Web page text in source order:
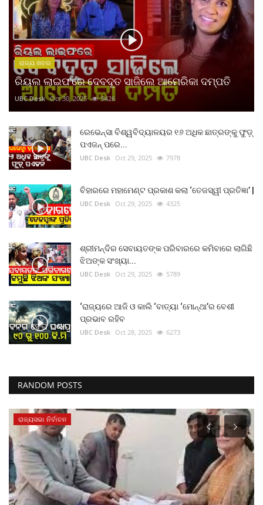
ରାଜ୍ୟ ଖବର
ରିୟଲ ଲାଇଫରେ ଦେବଦୂତ ସାଜିଲେ ଆମେରିକା ଦମ୍ପତି
UBC Desk Oct 30, 2025 9426
ରେଭେନ୍ସା ବିଶ୍ୱବିଦ୍ୟାଳୟର ୧୬ ଅଧିକ ଛାତ୍ରଙ୍କୁ ଫୁଡ଼୍
ପଏଜନ୍ ପରେ...
UBC Desk Oct 29, 2025 7978
ବିହାରରେ ମହାମେଣ୍ଟ ପ୍ରକାଶ କଲା ‘ତେଜସ୍ୱୀ ପ୍ରତିଜ୍ଞା’ |
UBC Desk Oct 29, 2025 4325
ଶ୍ରୀମନ୍ଦିର ସେବାୟତଙ୍କ ପରିବାରରେ କମିବାରେ ଲାଗିଛି
ଝିଅଙ୍କ ସଂଖ୍ୟା...
UBC Desk Oct 29, 2025 5789
‘ରାଜ୍ୟରେ ଆଜି ଓ କାଲି ‘ବାତ୍ୟା ‘ମୋନ୍ଥା’ର ବେଶୀ
ପ୍ରଭାବ ରହିବ
UBC Desk Oct 28, 2025 6273
RANDOM POSTS
ରାଜ୍ୟସଭା ନିର୍ବାଚନ